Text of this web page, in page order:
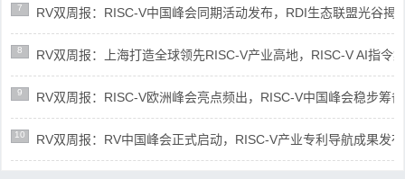
7 RV双周报：RISC-V中国峰会同期活动发布，RDI生态联盟光谷揭
8 RV双周报：上海打造全球领先RISC-V产业高地，RISC-V AI指令
9 RV双周报：RISC-V欧洲峰会亮点频出，RISC-V中国峰会稳步筹
10 RV双周报：RV中国峰会正式启动，RISC-V产业专利导航成果发